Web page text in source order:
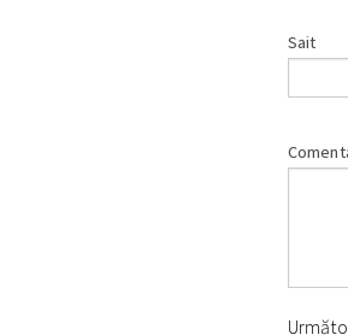
Sait